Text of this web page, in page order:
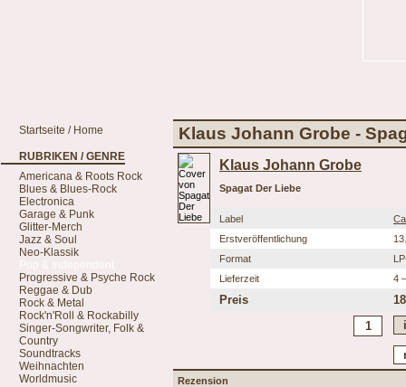
Startseite / Home
RUBRIKEN / GENRE
Americana & Roots Rock
Blues & Blues-Rock
Electronica
Garage & Punk
Glitter-Merch
Jazz & Soul
Neo-Klassik
Progressive & Psyche Rock
Reggae & Dub
Rock & Metal
Rock'n'Roll & Rockabilly
Singer-Songwriter, Folk &
Country
Soundtracks
Weihnachten
Worldmusic
Klaus Johann Grobe -
Klaus Johann Grobe
Spagat Der Liebe
Label
Erstveröffentlichung
Format
Lieferzeit
4
Preis
Rezension